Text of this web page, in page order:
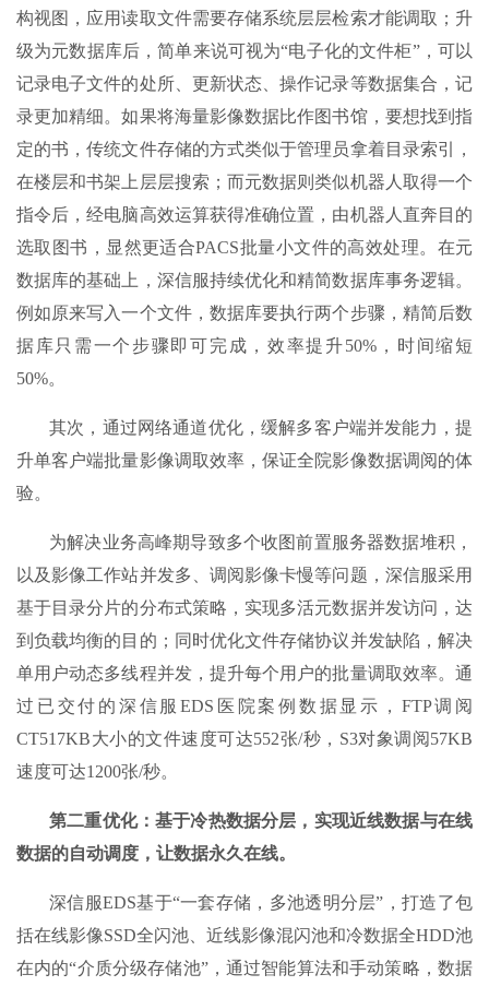
构视图，应用读取文件需要存储系统层层检索才能调取；升
级为元数据库后，简单来说可视为“电子化的文件柜”，可以
记录电子文件的处所、更新状态、操作记录等数据集合，记
录更加精细。如果将海量影像数据比作图书馆，要想找到指
定的书，传统文件存储的方式类似于管理员拿着目录索引，
在楼层和书架上层层搜索；而元数据则类似机器人取得一个
指令后，经电脑高效运算获得准确位置，由机器人直奔目的
选取图书，显然更适合PACS批量小文件的高效处理。在元
数据库的基础上，深信服持续优化和精简数据库事务逻辑。
例如原来写入一个文件，数据库要执行两个步骤，精简后数
据库只需一个步骤即可完成，效率提升50%，时间缩短
50%。
其次，通过网络通道优化，缓解多客户端并发能力，提
升单客户端批量影像调取效率，保证全院影像数据调阅的体
验。
为解决业务高峰期导致多个收图前置服务器数据堆积，
以及影像工作站并发多、调阅影像卡慢等问题，深信服采用
基于目录分片的分布式策略，实现多活元数据并发访问，达
到负载均衡的目的；同时优化文件存储协议并发缺陷，解决
单用户动态多线程并发，提升每个用户的批量调取效率。通
过已交付的深信服EDS医院案例数据显示，FTP调阅
CT517KB大小的文件速度可达552张/秒，S3对象调阅57KB
速度可达1200张/秒。
第二重优化：基于冷热数据分层，实现近线数据与在线
数据的自动调度，让数据永久在线。
深信服EDS基于“一套存储，多池透明分层”，打造了包
括在线影像SSD全闪池、近线影像混闪池和冷数据全HDD池
在内的“介质分级存储池”，通过智能算法和手动策略，数据